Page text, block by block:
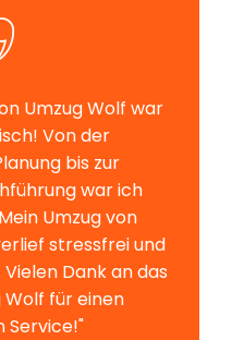
Umzug Wolf war
Von der
bis zur
war ich
Umzug von
stressfrei und
Dank an das
Wolf für einen
Service!"